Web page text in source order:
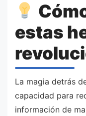
estas
La magia detrás
capacidad para
información de